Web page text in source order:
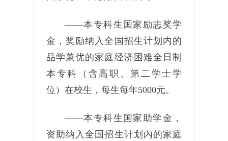
——本专科生国家励志奖学
金，奖励纳入全国招生计划内的
品学兼优的家庭经济困难全日制
本专科（含高职、第二学士学
位）在校生，每生每年5000元。
——本专科生国家助学金，
资助纳入全国招生计划内的家庭